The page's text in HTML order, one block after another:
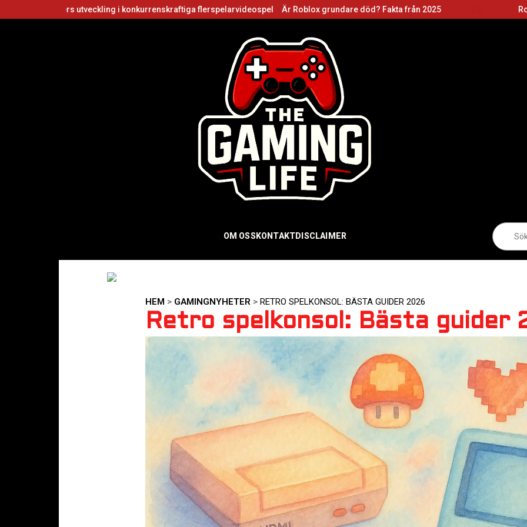
utveckling i konkurrenskraftiga flerspelarvideospel Är Roblox grundare död? Fakta från 2025 Roblox
OM OSS KONTAKTDISCLAIMER
HEM > GAMINGNYHETER > RETRO SPELKONSOL: BÄSTA GUIDER 2026
Retro spelkonsol: Bästa guider